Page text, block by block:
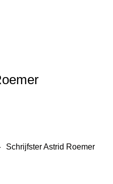
Schrijfster Astrid Roemer